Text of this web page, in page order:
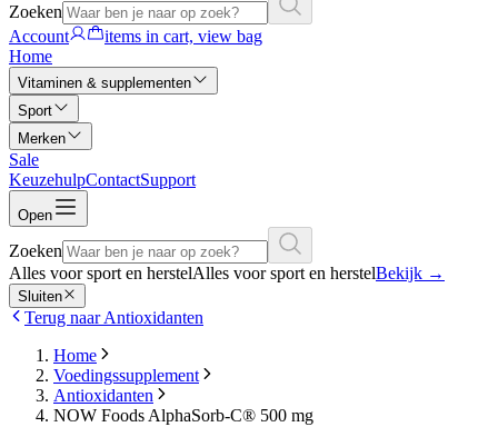
Zoeken
Account
items in cart, view bag
Home
Vitaminen & supplementen
Sport
Merken
Sale
KeuzehulpContactSupport
Open
Zoeken
Alles voor sport en herstelAlles voor sport en herstelBekijk →
Sluiten
Terug naar Antioxidanten
Home
Voedingssupplement
Antioxidanten
NOW Foods AlphaSorb-C® 500 mg